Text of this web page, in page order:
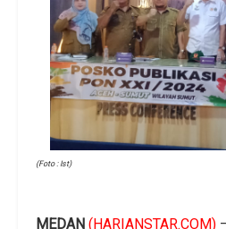
(Foto : Ist)
MEDAN (HARIANSTAR.COM)